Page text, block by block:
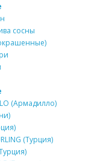
сосны
(Армадилло)
(Турция)